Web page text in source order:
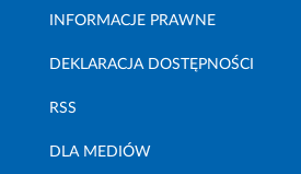
INFORMACJE PRAWNE
DEKLARACJA DOSTĘPNOŚCI
RSS
DLA MEDIÓW